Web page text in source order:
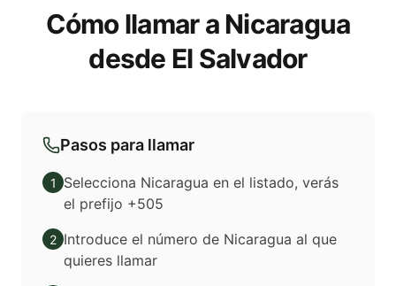
Cómo llamar a Nicaragua
desde El Salvador
Pasos para llamar
1
Selecciona Nicaragua en el listado, verás
el prefijo +505
2 Introduce el número de Nicaragua al que
quieres llamar